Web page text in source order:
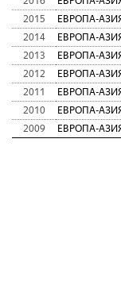
2015
ЕВРОПА-
2014
ЕВРОПА-
2013
ЕВРОПА-
2012
ЕВРОПА-
2011
ЕВРОПА-
2010
ЕВРОПА-
2009
ЕВРОПА-